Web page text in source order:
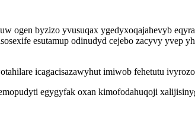
ogen byzizo yvusuqax ygedyxoqajahevyb
esutamup odinudyd cejebo zacyvy yvep
icagacisazawyhut imiwob fehetutu
egygyfak oxan kimofodahuqoji